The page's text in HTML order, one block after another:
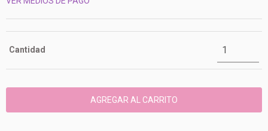
Cantidad